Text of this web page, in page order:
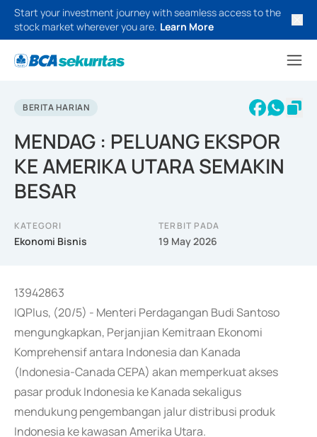
Start your investment journey with seamless access to the
stock market wherever you are. Learn More
BERITA HARIAN
MENDAG : PELUANG EKSPOR
KE AMERIKA UTARA SEMAKIN
BESAR
KATEGORI
Ekonomi Bisnis
TERBIT PADA
19 May 2026
13942863
IQPlus, (20/5) - Menteri Perdagangan Budi Santoso
mengungkapkan, Perjanjian Kemitraan Ekonomi
Komprehensif antara Indonesia dan Kanada
(Indonesia-Canada CEPA) akan memperkuat akses
pasar produk Indonesia ke Kanada sekaligus
mendukung pengembangan jalur distribusi produk
Indonesia ke kawasan Amerika Utara.